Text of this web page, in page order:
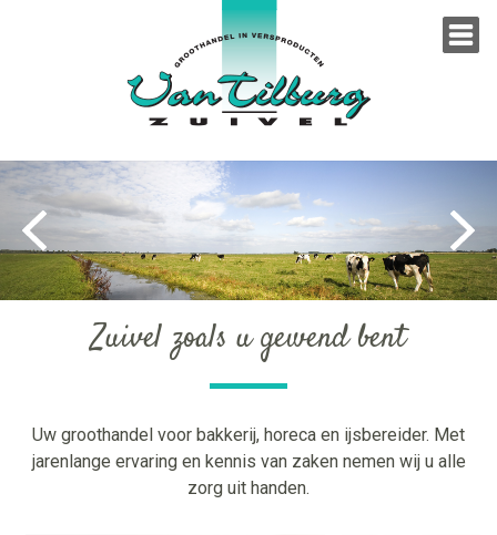
Ons assortiment
Wie zijn wij
Contact
Webshop
Ons assortiment
Wie zijn wij
Contact
Webshop
Zuivel zoals u gewend bent
Uw groothandel voor bakkerij, horeca en ijsbereider. Met
jarenlange ervaring en kennis van zaken nemen wij u alle
zorg uit handen.